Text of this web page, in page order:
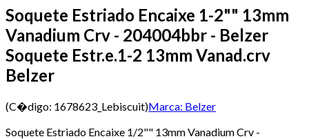
Soquete Estriado Encaixe 1-2"" 13mm
Vanadium Crv - 204004bbr - Belzer
Soquete Estr.e.1-2 13mm Vanad.crv
Belzer
(C�digo: 1678623_Lebiscuit)Marca: Belzer
Soquete Estriado Encaixe 1/2"" 13mm Vanadium Crv -